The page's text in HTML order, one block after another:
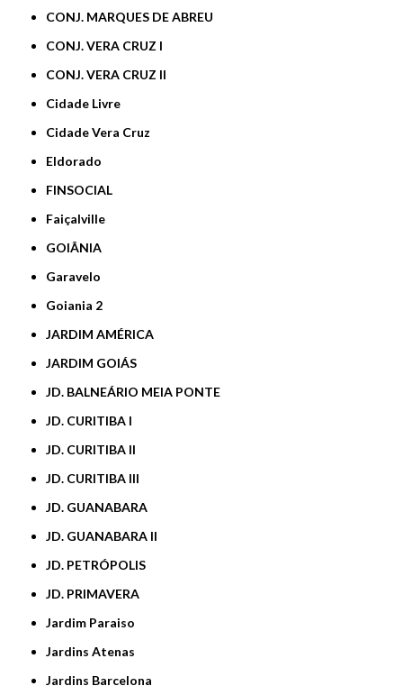
CONJ. MARQUES DE ABREU
CONJ. VERA CRUZ I
CONJ. VERA CRUZ II
Cidade Livre
Cidade Vera Cruz
Eldorado
FINSOCIAL
Faiçalville
GOIÂNIA
Garavelo
Goiania 2
JARDIM AMÉRICA
JARDIM GOIÁS
JD. BALNEÁRIO MEIA PONTE
JD. CURITIBA I
JD. CURITIBA II
JD. CURITIBA III
JD. GUANABARA
JD. GUANABARA II
JD. PETRÓPOLIS
JD. PRIMAVERA
Jardim Paraiso
Jardins Atenas
Jardins Barcelona